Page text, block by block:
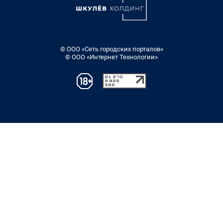
© ООО «Сеть городских порталов»
© ООО «Интернет Технологии»